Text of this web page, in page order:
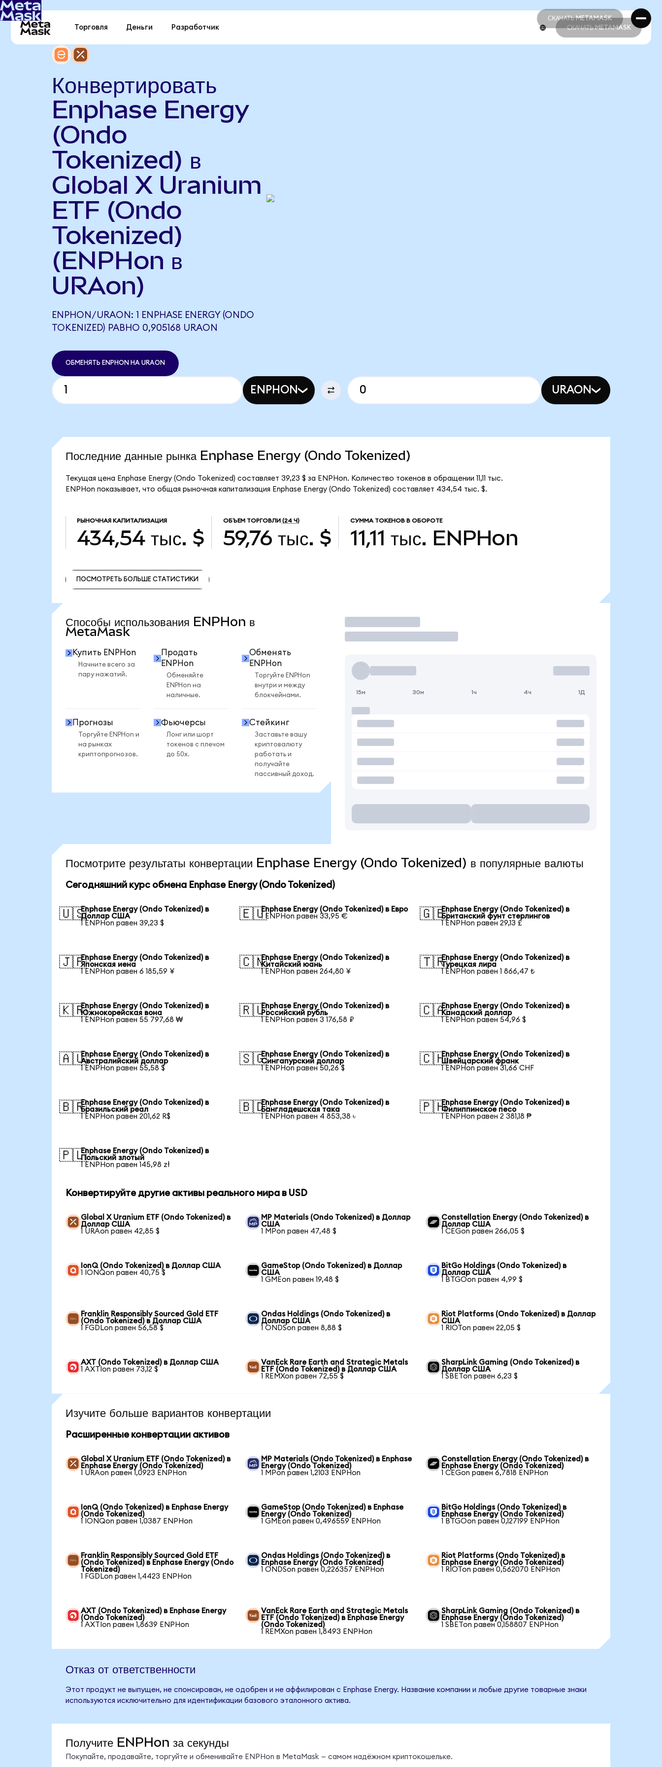
СКАЧАТЬ METAMASK
СКАЧАТЬ METAMASK
Торговля Деньги Разработчик СКАЧАТЬ METAMASK
Конвертировать
Enphase Energy
(Ondo
Tokenized) в
Global X Uranium
ETF (Ondo
Tokenized)
(ENPHon в
URAon)
ENPHON/URAON: 1 ENPHASE ENERGY (ONDO
TOKENIZED) РАВНО 0,905168 URAON
ОБМЕНЯТЬ ENPHON НА URAON
ENPHON URAON
Последние данные рынка Enphase Energy (Ondo Tokenized)
Текущая цена Enphase Energy (Ondo Tokenized) составляет 39,23 $ за ENPHon. Количество токенов в обращении 11,11 тыс.
ENPHon показывает, что общая рыночная капитализация Enphase Energy (Ondo Tokenized) составляет 434,54 тыс. $.
РЫНОЧНАЯ КАПИТАЛИЗАЦИЯ
434,54 тыс. $
ОБЪЕМ ТОРГОВЛИ (24 Ч)
59,76 тыс. $
СУММА ТОКЕНОВ В ОБОРОТЕ
11,11 тыс. ENPHon
ПОСМОТРЕТЬ БОЛЬШЕ СТАТИСТИКИ
Способы использования ENPHon в
MetaMask
Купить ENPHon
Начните всего за
пару нажатий.
Продать
ENPHon
Обменяйте
ENPHon на
наличные.
Обменять
ENPHon
Торгуйте ENPHon
внутри и между
блокчейнами.
Прогнозы
Торгуйте ENPHon и
на рынках
криптопрогнозов.
Фьючерсы
Лонг или шорт
токенов с плечом
до 50x.
Стейкинг
Заставьте вашу
криптовалюту
работать и
получайте
пассивный доход.
Торговать
15м 30м 1ч 4ч 1Д
Посмотрите результаты конвертации Enphase Energy (Ondo Tokenized) в популярные валюты
Сегодняшний курс обмена Enphase Energy (Ondo Tokenized)
🇺🇸Enphase Energy (Ondo Tokenized) в
Доллар США
1 ENPHon равен 39,23 $
🇪🇺Enphase Energy (Ondo Tokenized) в Евро
1 ENPHon равен 33,95 €
🇬🇧Enphase Energy (Ondo Tokenized) в
Британский фунт стерлингов
1 ENPHon равен 29,13 £
🇯🇵Enphase Energy (Ondo Tokenized) в
Японская иена
1 ENPHon равен 6 185,59 ¥
🇨🇳Enphase Energy (Ondo Tokenized) в
Китайский юань
1 ENPHon равен 264,80 ¥
🇹🇷Enphase Energy (Ondo Tokenized) в
Турецкая лира
1 ENPHon равен 1 866,47 ₺
🇰🇷Enphase Energy (Ondo Tokenized) в
Южнокорейская вона
1 ENPHon равен 55 797,68 ₩
🇷🇺Enphase Energy (Ondo Tokenized) в
Российский рубль
1 ENPHon равен 3 176,58 ₽
🇨🇦Enphase Energy (Ondo Tokenized) в
Канадский доллар
1 ENPHon равен 54,96 $
🇦🇺Enphase Energy (Ondo Tokenized) в
Австралийский доллар
1 ENPHon равен 55,58 $
🇸🇬Enphase Energy (Ondo Tokenized) в
Сингапурский доллар
1 ENPHon равен 50,26 $
🇨🇭Enphase Energy (Ondo Tokenized) в
Швейцарский франк
1 ENPHon равен 31,66 CHF
🇧🇷Enphase Energy (Ondo Tokenized) в
Бразильский реал
1 ENPHon равен 201,62 R$
🇧🇩Enphase Energy (Ondo Tokenized) в
Бангладешская така
1 ENPHon равен 4 853,38 ৳
🇵🇭Enphase Energy (Ondo Tokenized) в
Филиппинское песо
1 ENPHon равен 2 381,18 ₱
🇵🇱Enphase Energy (Ondo Tokenized) в
Польский злотый
1 ENPHon равен 145,98 zł
Конвертируйте другие активы реального мира в USD
Global X Uranium ETF (Ondo Tokenized) в
Доллар США
1 URAon равен 42,85 $
MP Materials (Ondo Tokenized) в Доллар
США
1 MPon равен 47,48 $
Constellation Energy (Ondo Tokenized) в
Доллар США
1 CEGon равен 266,05 $
IonQ (Ondo Tokenized) в Доллар США
1 IONQon равен 40,75 $
GameStop (Ondo Tokenized) в Доллар
США
1 GMEon равен 19,48 $
BitGo Holdings (Ondo Tokenized) в
Доллар США
1 BTGOon равен 4,99 $
Franklin Responsibly Sourced Gold ETF
(Ondo Tokenized) в Доллар США
1 FGDLon равен 56,58 $
Ondas Holdings (Ondo Tokenized) в
Доллар США
1 ONDSon равен 8,88 $
Riot Platforms (Ondo Tokenized) в Доллар
США
1 RIOTon равен 22,05 $
AXT (Ondo Tokenized) в Доллар США
1 AXTIon равен 73,12 $
VanEck Rare Earth and Strategic Metals
ETF (Ondo Tokenized) в Доллар США
1 REMXon равен 72,55 $
SharpLink Gaming (Ondo Tokenized) в
Доллар США
1 SBETon равен 6,23 $
Изучите больше вариантов конвертации
Расширенные конвертации активов
Global X Uranium ETF (Ondo Tokenized) в
Enphase Energy (Ondo Tokenized)
1 URAon равен 1,0923 ENPHon
MP Materials (Ondo Tokenized) в Enphase
Energy (Ondo Tokenized)
1 MPon равен 1,2103 ENPHon
Constellation Energy (Ondo Tokenized) в
Enphase Energy (Ondo Tokenized)
1 CEGon равен 6,7818 ENPHon
IonQ (Ondo Tokenized) в Enphase Energy
(Ondo Tokenized)
1 IONQon равен 1,0387 ENPHon
GameStop (Ondo Tokenized) в Enphase
Energy (Ondo Tokenized)
1 GMEon равен 0,496559 ENPHon
BitGo Holdings (Ondo Tokenized) в
Enphase Energy (Ondo Tokenized)
1 BTGOon равен 0,127199 ENPHon
Franklin Responsibly Sourced Gold ETF
(Ondo Tokenized) в Enphase Energy (Ondo
Tokenized)
1 FGDLon равен 1,4423 ENPHon
Ondas Holdings (Ondo Tokenized) в
Enphase Energy (Ondo Tokenized)
1 ONDSon равен 0,226357 ENPHon
Riot Platforms (Ondo Tokenized) в
Enphase Energy (Ondo Tokenized)
1 RIOTon равен 0,562070 ENPHon
AXT (Ondo Tokenized) в Enphase Energy
(Ondo Tokenized)
1 AXTIon равен 1,8639 ENPHon
VanEck Rare Earth and Strategic Metals
ETF (Ondo Tokenized) в Enphase Energy
(Ondo Tokenized)
1 REMXon равен 1,8493 ENPHon
SharpLink Gaming (Ondo Tokenized) в
Enphase Energy (Ondo Tokenized)
1 SBETon равен 0,158807 ENPHon
Отказ от ответственности
Этот продукт не выпущен, не спонсирован, не одобрен и не аффилирован с Enphase Energy. Название компании и любые другие товарные знаки
используются исключительно для идентификации базового эталонного актива.
Получите ENPHon за секунды
Покупайте, продавайте, торгуйте и обменивайте ENPHon в MetaMask — самом надёжном криптокошельке.